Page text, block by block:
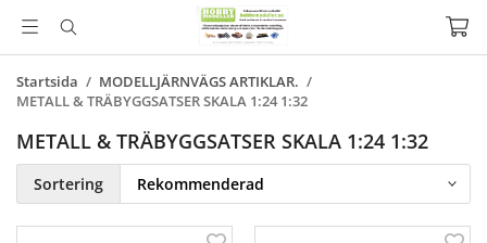
Startsida / MODELLJÄRNVÄGS ARTIKLAR. /
METALL & TRÄBYGGSATSER SKALA 1:24 1:32
METALL & TRÄBYGGSATSER SKALA 1:24 1:32
Sortering